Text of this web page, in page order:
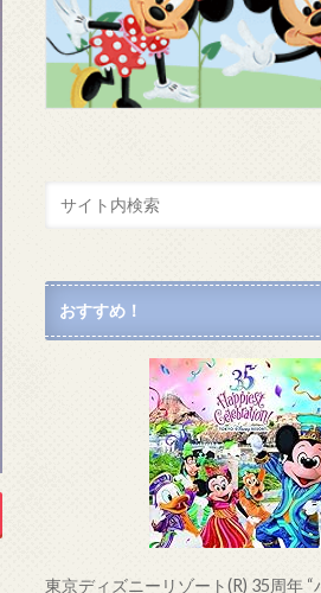
おすすめ！
東京ディズニーリゾート(R) 35周年 “